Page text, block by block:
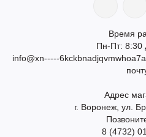
Время
Пн-Пт: 8:30
info@xn-----
Адрес
г. Воронеж, ул.
8 (4732)